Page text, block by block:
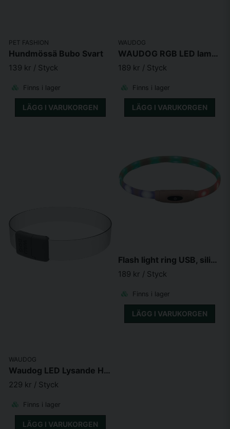
PET FASHION
Hundmössä Bubo Svart
139 kr / Styck
Finns i lager
LÄGG I VARUKORGEN
WAUDOG
WAUDOG RGB LED lampa för hundhalsband
189 kr / Styck
Finns i lager
LÄGG I VARUKORGEN
WAUDOG
Waudog LED Lysande Hundhalsband, Justerbar längd
229 kr / Styck
Finns i lager
LÄGG I VARUKORGEN
Flash light ring USB, silicon, XS-XL: 65 cm/16 mm, multifrg
189 kr / Styck
Finns i lager
LÄGG I VARUKORGEN